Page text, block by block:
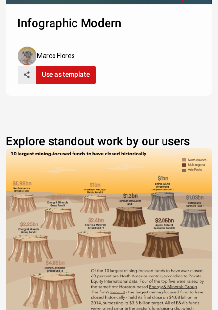
Infographic Modern
Marco Flores
Use as template
Explore standout work by our users